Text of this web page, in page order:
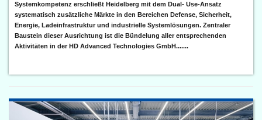
Systemkompetenz erschließt Heidelberg mit dem Dual- Use-Ansatz
systematisch zusätzliche Märkte in den Bereichen Defense, Sicherheit,
Energie, Ladeinfrastruktur und industrielle Systemlösungen. Zentraler
Baustein dieser Ausrichtung ist die Bündelung aller entsprechenden
Aktivitäten in der HD Advanced Technologies GmbH.......